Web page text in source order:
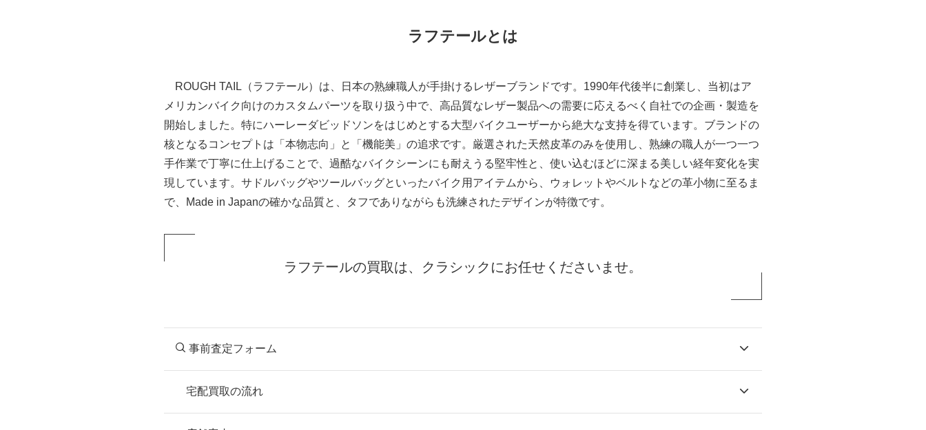
ラフテールとは
ROUGH TAIL（ラフテール）は、日本の熟練職人が手掛けるレザーブランドです。1990年代後半に創業し、当初はア
メリカンバイク向けのカスタムパーツを取り扱う中で、高品質なレザー製品への需要に応えるべく自社での企画・製造を
開始しました。特にハーレーダビッドソンをはじめとする大型バイクユーザーから絶大な支持を得ています。ブランドの
核となるコンセプトは「本物志向」と「機能美」の追求です。厳選された天然皮革のみを使用し、熟練の職人が一つ一つ
手作業で丁寧に仕上げることで、過酷なバイクシーンにも耐えうる堅牢性と、使い込むほどに深まる美しい経年変化を実
現しています。サドルバッグやツールバッグといったバイク用アイテムから、ウォレットやベルトなどの革小物に至るま
で、Made in Japanの確かな品質と、タフでありながらも洗練されたデザインが特徴です。
ラフテールの買取は、クラシックにお任せくださいませ。
事前査定フォーム
宅配買取の流れ